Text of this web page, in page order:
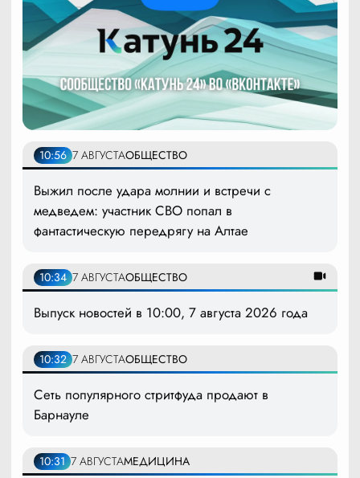
10:56 7 АВГУСТАОБЩЕСТВО
Выжил после удара молнии и встречи с
медведем: участник СВО попал в
фантастическую передрягу на Алтае
10:34 7 АВГУСТАОБЩЕСТВО
Выпуск новостей в 10:00, 7 августа 2026 года
10:32 7 АВГУСТАОБЩЕСТВО
Сеть популярного стритфуда продают в
Барнауле
10:31 7 АВГУСТАМЕДИЦИНА